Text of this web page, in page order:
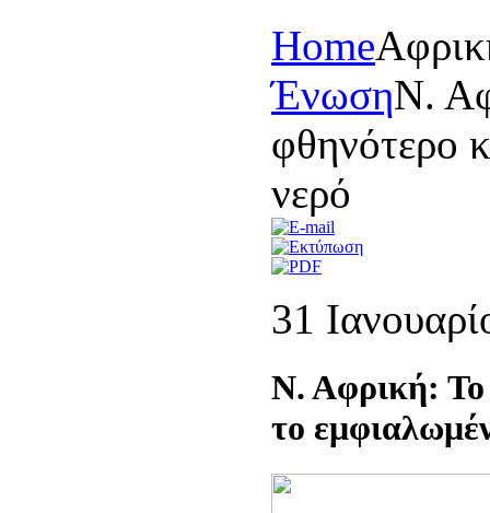
Home
ΈνωσηΝ.
φθηνότερο
νερό
31
Ν. Αφρική: Το
το